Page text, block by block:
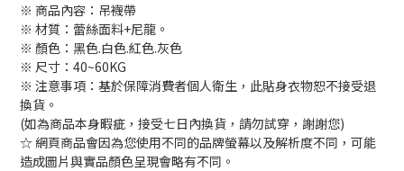
※ 商品內容：吊襪帶
※ 材質：蕾絲面料+尼龍。
※ 顏色：黑色.白色.紅色.灰色
※ 尺寸：40~60KG
※ 注意事項：基於保障消費者個人衛生，此貼身衣物恕不接受退
換貨。
(如為商品本身暇疵，接受七日內換貨，請勿試穿，謝謝您)
☆ 網頁商品會因為您使用不同的品牌螢幕以及解析度不同，可能
造成圖片與實品顏色呈現會略有不同。